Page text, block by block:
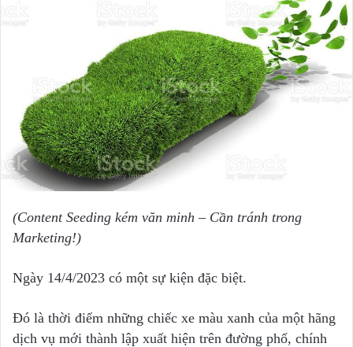
(Content Seeding kém văn minh – Cần tránh trong
Marketing!)
Ngày 14/4/2023 có một sự kiện đặc biệt.
Đó là thời điểm những chiếc xe màu xanh của một hãng
dịch vụ mới thành lập xuất hiện trên đường phố, chính